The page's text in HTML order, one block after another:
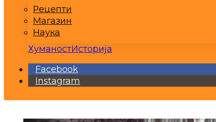
Рецепти
Магазин
Наука
ХуманостИсторија
Facebook
Instagram